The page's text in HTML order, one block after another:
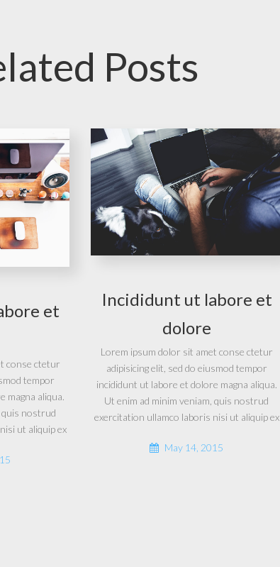
Posts
et
conse ctetur
tempor
magna aliqua.
quis nostrud
ut aliquip ex
Incididunt ut labore et
dolore
Lorem ipsum dolor sit amet conse ctetur
adipisicing elit, sed do eiusmod tempor
incididunt ut labore et dolore magna aliqua.
Ut enim ad minim veniam, quis nostrud
exercitation ullamco laboris nisi ut aliquip ex
May 14, 2015